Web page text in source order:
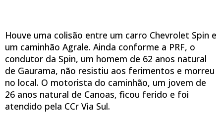
Houve uma colisão entre um carro Chevrolet Spin e
um caminhão Agrale. Ainda conforme a PRF, o
condutor da Spin, um homem de 62 anos natural
de Gaurama, não resistiu aos ferimentos e morreu
no local. O motorista do caminhão, um jovem de
26 anos natural de Canoas, ficou ferido e foi
atendido pela CCr Via Sul.